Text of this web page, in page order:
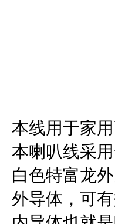
本线用于家
本喇叭线采
白色特富龙
外导体，可